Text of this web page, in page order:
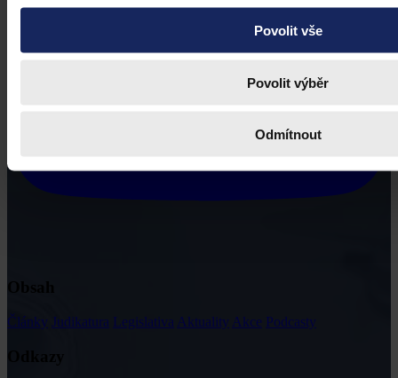
Povolit vše
Povolit výběr
Odmítnout
Články Judikatura Legislativa Aktuality Akce Podcasty